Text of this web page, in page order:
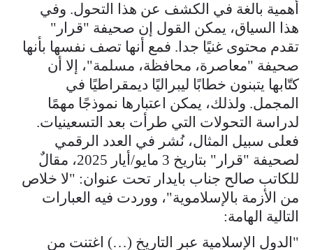
أهمية بالغة في الكشف عن هذا التحول. وفي
هذا السياق، يمكن القول إن صحيفة "قرار"
تقدم محتوى غنيًا جدا. فمع أنها تصف نفسها بأنها
صحيفة "معاصرة، محافظة، مسلمة"، إلا أن
كتّابها يتبنون خطابًا ليبراليًا ديمقراطيًا في
المجمل. ولذلك، يمكن اعتبارها نموذجًا مهمًا
لدراسة التحولات التي طرأت بعد التسعينيات.
فعلى سبيل المثال، نُشر في العدد الرقمي
لصحيفة "قرار" بتاريخ 3 مايو/أيار 2025، مقالٌ
للكاتب صالح جناب بايدار تحت عنوان: "لا خلاص
من الأزمة بالإسلاموية"، ووردت فيه العبارات
التالية الهامة:
"الدول الإسلامية عبر التاريخ (…) اغتنت من